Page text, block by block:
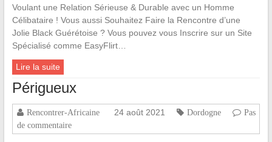
Voulant une Relation Sérieuse & Durable avec un Homme
Célibataire ! Vous aussi Souhaitez Faire la Rencontre d’une
Jolie Black Guérétoise ? Vous pouvez vous Inscrire sur un Site
Spécialisé comme EasyFlirt…
Lire la suite
Périgueux
Rencontrer-Africaine 24 août 2021 Dordogne
Pas
de commentaire